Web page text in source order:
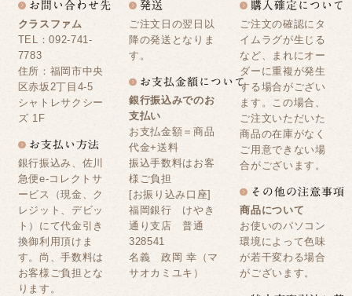
クラスファム
TEL：092-741-
7783
住所：福岡市中央
区赤坂2丁目4-5
シャトレサクシー
ズ 1F
銀行振込み、佐川
急便e-コレクトサ
ービス（現金、ク
レジット、デビッ
ト）にて代金引き
換御利用頂けま
す。尚、手数料は
お客様ご負担とな
ります。
ご注文日の翌日以
降の発送となりま
す。
銀行振込みでのお
支払い
お支払金額＝商品
代金+送料
振込手数料はお客
様ご負担
[お振り込み口座]
福岡銀行 けやき
通り支店 普通
328541
名義 政岡 幸（マ
サオカミユキ）
ご注文の確認にタ
イムラグが生じる
など、まれにオー
ダーに重複が発生
する場合がござい
ます。この場合、
ご注文いただいた
商品の在庫がなく
ご用意できない場
合がございます。
商品について
お使いのパソコン
環境によって色味
が若干変わる場合
がございます。